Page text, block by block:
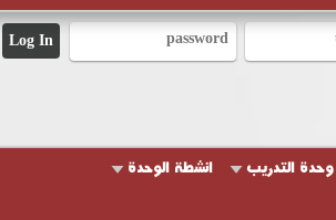
وحدة التدريب انشطة الوحدة